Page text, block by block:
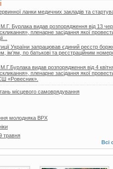
ланки медичних закладів та
Бурлака видав розпорядження від 13
пленарне засідання якої
України запрацював єдиний реєстр
ім’ям, по батькові та реєстраційним
видав розпорядження від 4
пленарне засідання якої
«Ровесник».
місцевого самоврядування
молодняка ВРХ
травня
Всі